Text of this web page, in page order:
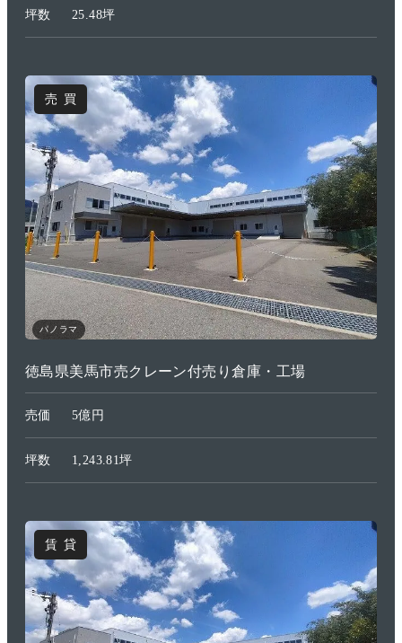
坪数 25.48坪
売買
パノラマ
徳島県美馬市売クレーン付売り倉庫・工場
売価 5億円
坪数 1,243.81坪
賃貸